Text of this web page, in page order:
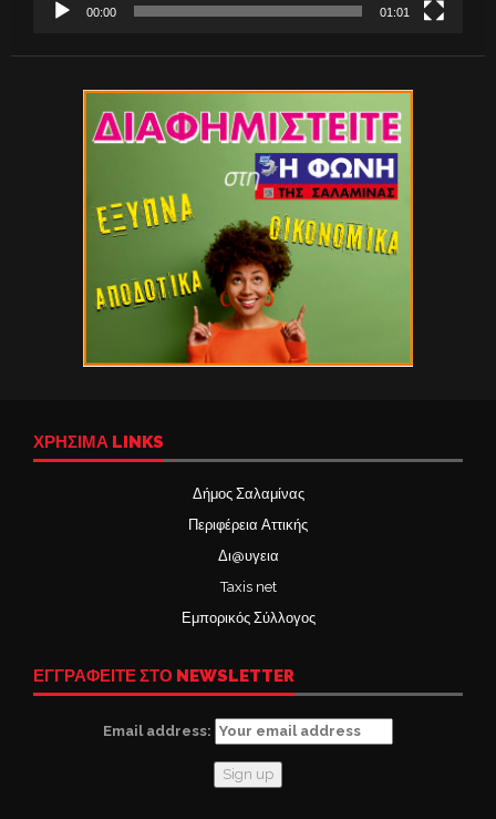
00:00 01:01
ΧΡΉΣΙΜΑ LINKS
Δήμος Σαλαμίνας
Περιφέρεια Αττικής
Δι@υγεια
Taxis net
Εμπορικός Σύλλογος
ΕΓΓΡΑΦΕΙΤΕ ΣΤΟ NEWSLETTER
Email address: